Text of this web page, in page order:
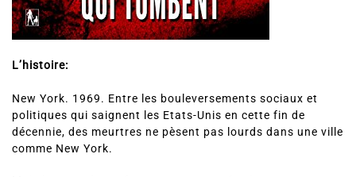
L’histoire:
New York. 1969. Entre les bouleversements sociaux et
politiques qui saignent les Etats-Unis en cette fin de
décennie, des meurtres ne pèsent pas lourds dans une ville
comme New York.